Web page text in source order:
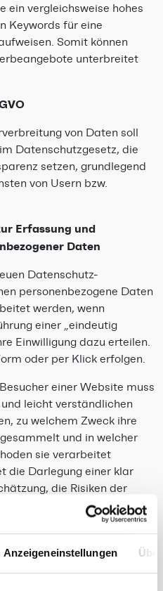
Anzeigeneinstellungen
ein vergleichsweise hohes
Keywords für eine
Somit können
unterbreitet
von Daten soll
Datenschutzgesetz, die
setzen, grundlegend
von Usern bzw.
Erfassung und
Daten
Datenschutz-
personenbezogene Daten
werden, wenn
einer „eindeutig
Einwilligung dazu erteilen.
oder per Klick erfolgen.
einer Website muss
leicht verständlichen
zu welchem Zweck ihre
und in welcher
sie verarbeitet
die Darlegung einer klar
die Risiken der
sowie
des Unternehmens.
und Verarbeitung